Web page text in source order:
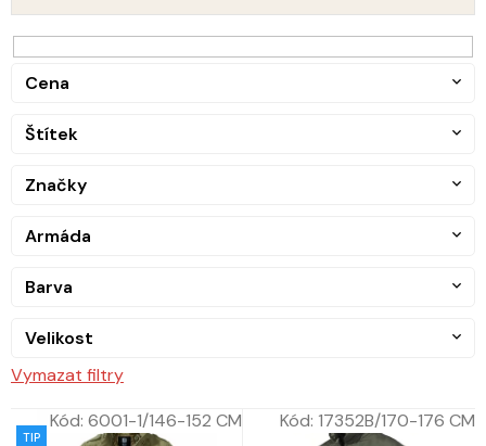
Značky
Armáda
Barva
Velikost
Vymazat filtry
Cena
Štítek
t
TIP
Kód: 6001-1/146-152 CM Kód: 17352B/170-176 CM